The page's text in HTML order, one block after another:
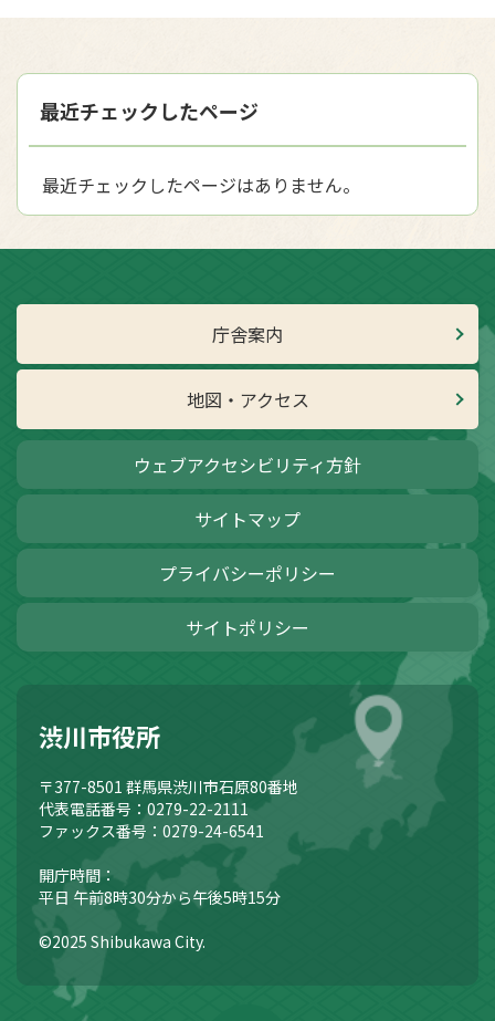
最近チェックしたページ
最近チェックしたページはありません。
庁舎案内
地図・アクセス
ウェブアクセシビリティ方針
サイトマップ
プライバシーポリシー
サイトポリシー
渋川市役所
〒377-8501 群馬県渋川市石原80番地
代表電話番号：0279-22-2111
ファックス番号：0279-24-6541
開庁時間：
平日 午前8時30分から午後5時15分
©2025 Shibukawa City.